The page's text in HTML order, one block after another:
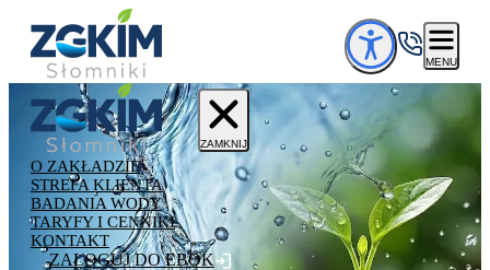
Przejdź do treści
MENU
ZAMKNIJ
O ZAKŁADZIE
STREFA KLIENTA
BADANIA WODY
TARYFY I CENNIKI
KONTAKT
ZALOGUJ DO EBOK